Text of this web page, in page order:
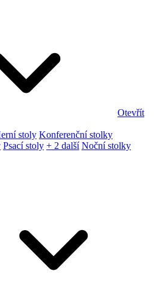
Otevřít
stoly Konferenční stolky
Psací stoly + 2 další Noční stolky